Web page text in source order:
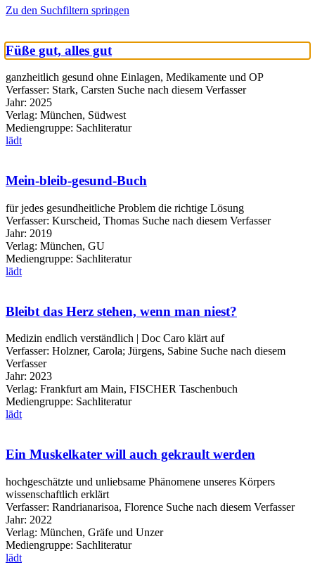
Zu den Suchfiltern springen
Füße gut, alles gut
ganzheitlich gesund ohne Einlagen, Medikamente und OP
Verfasser: Stark, Carsten Suche nach diesem Verfasser
Jahr: 2025
Verlag: München, Südwest
Mediengruppe: Sachliteratur
lädt
Mein-bleib-gesund-Buch
für jedes gesundheitliche Problem die richtige Lösung
Verfasser: Kurscheid, Thomas Suche nach diesem Verfasser
Jahr: 2019
Verlag: München, GU
Mediengruppe: Sachliteratur
lädt
Bleibt das Herz stehen, wenn man niest?
Medizin endlich verständlich | Doc Caro klärt auf
Verfasser: Holzner, Carola; Jürgens, Sabine Suche nach diesem
Verfasser
Jahr: 2023
Verlag: Frankfurt am Main, FISCHER Taschenbuch
Mediengruppe: Sachliteratur
lädt
Ein Muskelkater will auch gekrault werden
hochgeschätzte und unliebsame Phänomene unseres Körpers
wissenschaftlich erklärt
Verfasser: Randrianarisoa, Florence Suche nach diesem Verfasser
Jahr: 2022
Verlag: München, Gräfe und Unzer
Mediengruppe: Sachliteratur
lädt